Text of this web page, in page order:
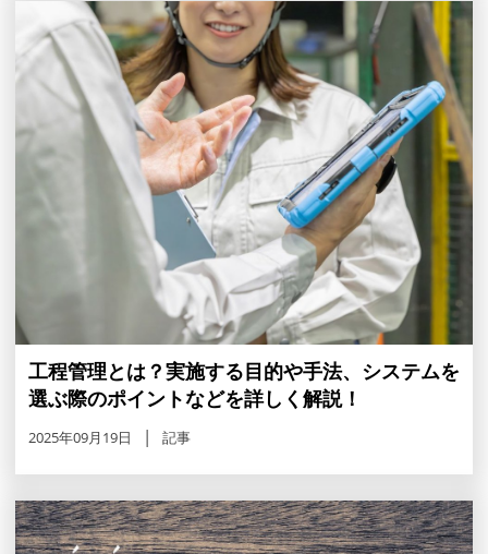
工程管理とは？実施する目的や手法、システムを
選ぶ際のポイントなどを詳しく解説！
2025年09月19日 記事